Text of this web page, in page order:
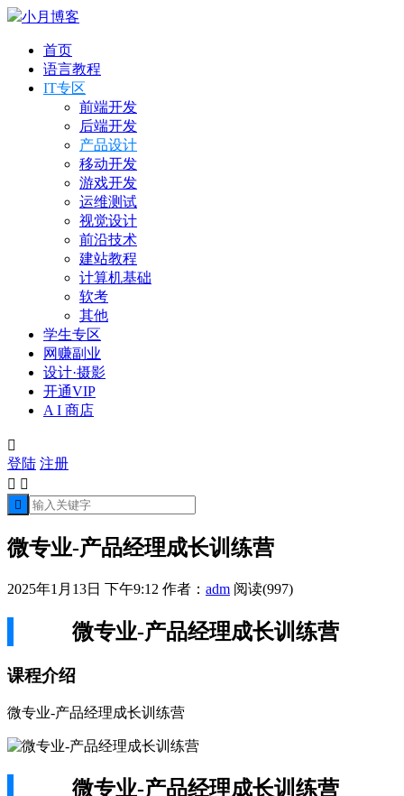
小月博客
首页
语言教程
IT专区
前端开发
后端开发
产品设计
移动开发
游戏开发
运维测试
视觉设计
前沿技术
建站教程
计算机基础
软考
其他
学生专区
网赚副业
设计·摄影
开通VIP
A I 商店

登陆 注册
 

微专业-产品经理成长训练营
2025年1月13日 下午9:12 作者： adm 阅读(997)
微专业-产品经理成长训练营
课程介绍
微专业-产品经理成长训练营
微专业-产品经理成长训练营